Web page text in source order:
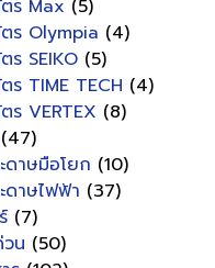
ร Max (5)
ร Olympia (4)
ร SEIKO (5)
ร TIME TECH (4)
ร VERTEX (8)
(47)
ดาษมือโยก (10)
ดาษไฟฟ้า (37)
(7)
น (50)